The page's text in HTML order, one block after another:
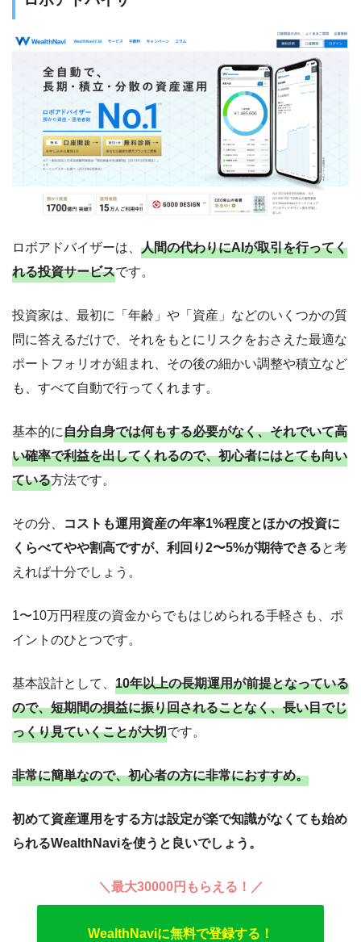
ロボアドバイザーは、 人間の代わりにAIが取引を行ってく
れる投資サービスです。
投資家は、最初に「年齢」や「資産」などのいくつかの質
問に答えるだけで、それをもとにリスクをおさえた最適な
ポートフォリオが組まれ、その後の細かい調整や積立など
も、すべて自動で行ってくれます。
基本的に自分自身では何もする必要がなく、それでいて高
い確率で利益を出してくれるので、初心者にはとても向い
ている方法です。
その分、
コストも運用資産の年率1%程度とほかの投資に
くらべてやや割高ですが、利回り2〜5%が期待できると考
えれば十分でしょう。
1〜10万円程度の資金からでもはじめられる手軽さも、ポ
イントのひとつです。
基本設計として、 10年以上の長期運用が前提となっている
ので、短期間の損益に振り回されることなく、長い目でじ
っくり見ていくことが大切です。
非常に簡単なので、初心者の方に非常におすすめ。
初めて資産運用をする方は設定が楽で知識がなくても始め
られるWealthNaviを使うと良いでしょう。
＼最大30000円もらえる！／
WealthNaviに無料で登録する！